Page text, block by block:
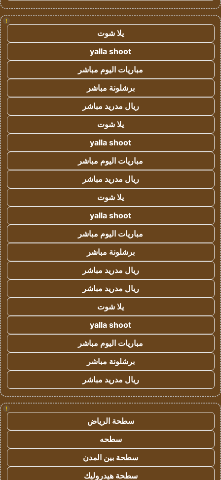
!
يلا شوت
yalla shoot
مباريات اليوم مباشر
برشلونة مباشر
ريال مدريد مباشر
يلا شوت
yalla shoot
مباريات اليوم مباشر
ريال مدريد مباشر
يلا شوت
yalla shoot
مباريات اليوم مباشر
برشلونة مباشر
ريال مدريد مباشر
ريال مدريد مباشر
يلا شوت
yalla shoot
مباريات اليوم مباشر
برشلونة مباشر
ريال مدريد مباشر
!
سطحة الرياض
سطحه
سطحة بين المدن
سطحة هيدروليك